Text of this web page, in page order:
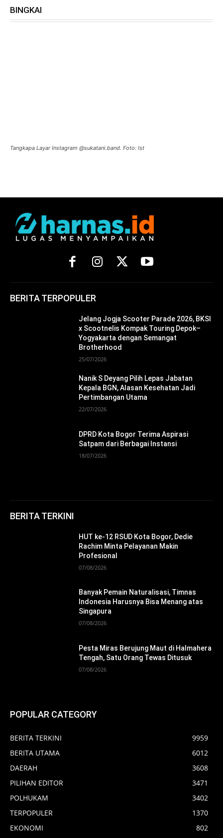
BINGKAI
Tangkapa Layar Instagram @sukatani.band. Foto: Ist
BERITA TERPOPULER
Jelang Jogja Scooter Parade 2026, BKSI
x Scootnelis Kompak Touring Depok–
Yogyakarta dengan Semangat
Brotherhood
25/07/2026
Nanik S Deyang Pilih Lepas Jabatan
Kepala BGN, Alasan Kesehatan Jadi
Pertimbangan Utama
22/07/2026
DPRD Kota Bogor Terima Aspirasi
Satpam dari Berbagai Instansi
18/07/2026
BERITA TERKINI
HUT ke-12 RSUD Kota Bogor, Dedie
Rachim Minta Pelayanan Makin
Profesional
07/08/2026
Banyak Pemain Naturalisasi, Timnas
Indonesia Harusnya Bisa Menang atas
Singapura
07/08/2026
Pesta Miras Berujung Maut di Halmahera
Tengah, Satu Orang Tewas Ditusuk
07/08/2026
POPULAR CATEGORY
BERITA TERKINI
9959
BERITA UTAMA
6012
DAERAH
3608
PILIHAN EDITOR
3471
POLHUKAM
3402
TERPOPULER
1370
EKONOMI
802